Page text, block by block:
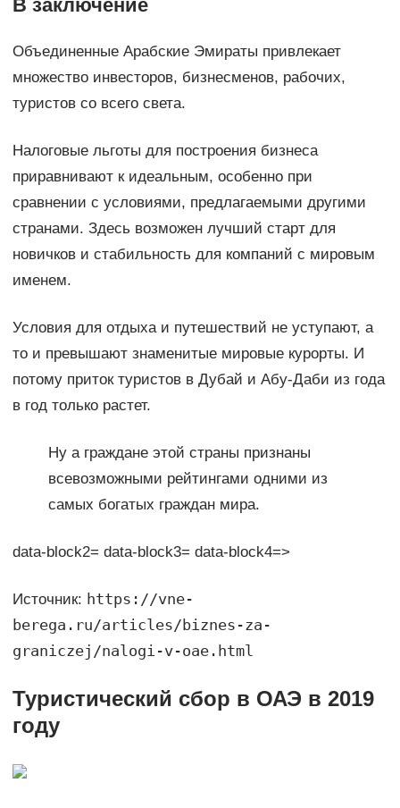
В заключение
Объединенные Арабские Эмираты привлекает
множество инвесторов, бизнесменов, рабочих,
туристов со всего света.
Налоговые льготы для построения бизнеса
приравнивают к идеальным, особенно при
сравнении с условиями, предлагаемыми другими
странами. Здесь возможен лучший старт для
новичков и стабильность для компаний с мировым
именем.
Условия для отдыха и путешествий не уступают, а
то и превышают знаменитые мировые курорты. И
потому приток туристов в Дубай и Абу-Даби из года
в год только растет.
Ну а граждане этой страны признаны
всевозможными рейтингами одними из
самых богатых граждан мира.
data-block2= data-block3= data-block4=>
Источник: https://vne-
berega.ru/articles/biznes-za-
graniczej/nalogi-v-oae.html
Туристический сбор в ОАЭ в 2019
году